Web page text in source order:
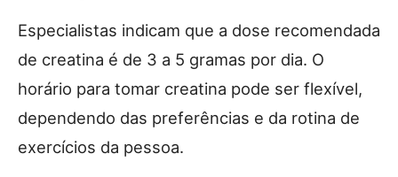
Especialistas indicam que a dose recomendada
de creatina é de 3 a 5 gramas por dia. O
horário para tomar creatina pode ser flexível,
dependendo das preferências e da rotina de
exercícios da pessoa.